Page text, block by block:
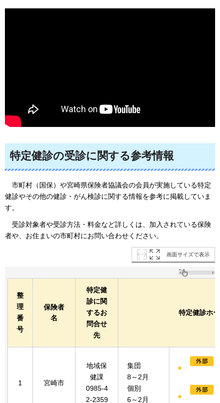
特定健診の受診に関する参考情報
市町村 （国保）や宮崎県保険者協議会の会員が実施している特定
健診やその他の健診・がん検診に関する情報を参考に掲載していま
す。
受診対象者や受診方法・料金など詳しくは、加入されている保険
者や、お住まいの市町村にお問い合わせください。
画面サイズで表示
整
理
番
号
保険者
名
特定健
診に関
するお
問合せ
先
特定健診ホ
1 宮崎市
地域保
健課
0985-4
2-2359
集団
8～2月
個別
6～2月